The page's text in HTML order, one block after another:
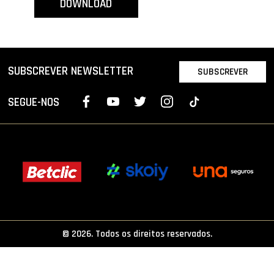
PROJETOS
LIGA BETCLIC FEMININA
DOWNLOAD
SUBSCREVER NEWSLETTER SUBSCREVER
SEGUE-NOS
© 2026. Todos os direitos reservados.